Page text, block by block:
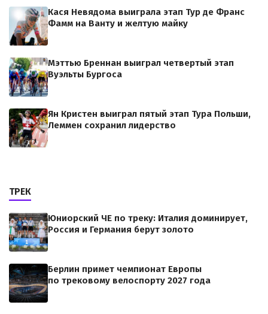
Кася Невядома выиграла этап Тур де Франс
Фамм на Ванту и желтую майку
Мэттью Бреннан выиграл четвертый этап
Вуэльты Бургоса
Ян Кристен выиграл пятый этап Тура Польши,
Леммен сохранил лидерство
ТРЕК
Юниорский ЧЕ по треку: Италия доминирует,
Россия и Германия берут золото
Берлин примет чемпионат Европы
по трековому велоспорту 2027 года